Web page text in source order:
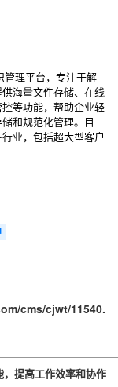
管理平台，专注于解
海量文件存储、在线
等功能，帮助企业轻
和规范化管理。目
业，包括超大型客户
cms/cjwt/11540.
提高工作效率和协作